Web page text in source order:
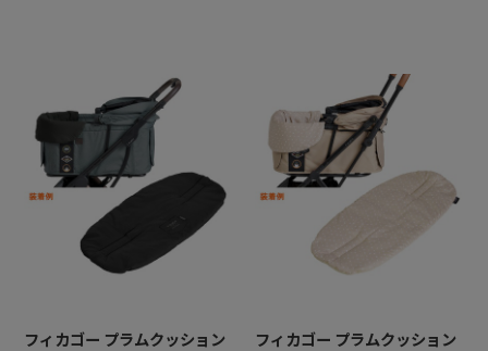
フィカゴー プラムクッション
フィカゴー プラムクッション